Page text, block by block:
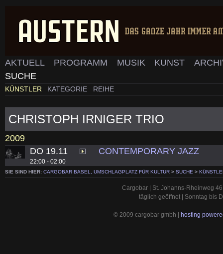
AKTUELL PROGRAMM MUSIK KUNST
SUCHE
KÜNSTLER KATEGORIE REIHE
CHRISTOPH IRNIGER TRIO
2009
DO 19.11
22:00 - 02:00
CONTEMPORARY JAZZ
SIE SIND HIER: CARGOBAR BASEL, UMSCHLAGPLATZ FÜR KULTUR > SUCHE >
Cargobar | St. Johanns-Rheinweg
täglich geöffnet | Sonntag bis
© 2009 cargobar gmbh | hosting